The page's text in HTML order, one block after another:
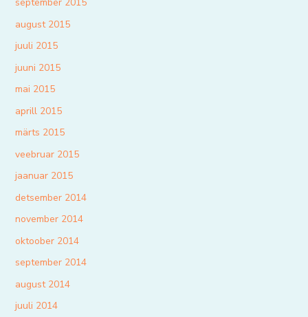
august 2015
juuli 2015
juuni 2015
mai 2015
aprill 2015
märts 2015
veebruar 2015
jaanuar 2015
detsember 2014
november 2014
oktoober 2014
september 2014
august 2014
juuli 2014